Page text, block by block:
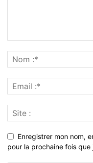
Enregistrer mon nom,
pour la prochaine fois que